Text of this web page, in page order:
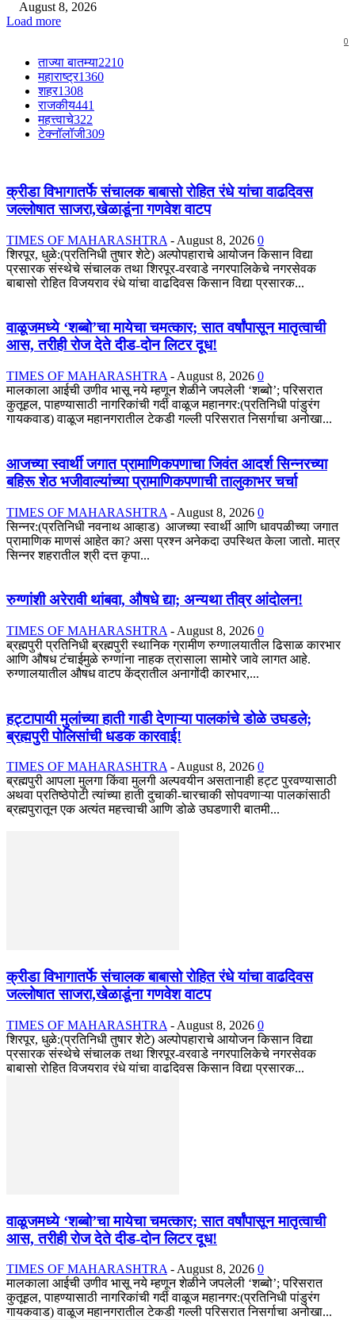
August 8, 2026
Load more
0
ताज्या बातम्या2210
महाराष्ट्र1360
शहर1308
राजकीय441
महत्त्वाचे322
टेक्नॉलॉजी309
क्रीडा विभागातर्फे संचालक बाबासो रोहित रंधे यांचा वाढदिवस
जल्लोषात साजरा,खेळाडूंना गणवेश वाटप
TIMES OF MAHARASHTRA - August 8, 2026 0
शिरपूर, धुळे:(प्रतिनिधी तुषार शेटे) अल्पोपहाराचे आयोजन किसान विद्या
प्रसारक संस्थेचे संचालक तथा शिरपूर-वरवाडे नगरपालिकेचे नगरसेवक
बाबासो रोहित विजयराव रंधे यांचा वाढदिवस किसान विद्या प्रसारक...
वाळूजमध्ये ‘शब्बो’चा मायेचा चमत्कार; सात वर्षांपासून मातृत्वाची
आस, तरीही रोज देते दीड-दोन लिटर दूध!
TIMES OF MAHARASHTRA - August 8, 2026 0
मालकाला आईची उणीव भासू नये म्हणून शेळीने जपलेली ‘शब्बो’; परिसरात
कुतूहल, पाहण्यासाठी नागरिकांची गर्दी वाळूज महानगर:(प्रतिनिधी पांडुरंग
गायकवाड) वाळूज महानगरातील टेकडी गल्ली परिसरात निसर्गाचा अनोखा...
आजच्या स्वार्थी जगात प्रामाणिकपणाचा जिवंत आदर्श सिन्नरच्या
बहिरू शेठ भजीवाल्यांच्या प्रामाणिकपणाची तालुकाभर चर्चा
TIMES OF MAHARASHTRA - August 8, 2026 0
सिन्नर:(प्रतिनिधी नवनाथ आव्हाड) आजच्या स्वार्थी आणि धावपळीच्या जगात
प्रामाणिक माणसं आहेत का? असा प्रश्न अनेकदा उपस्थित केला जातो. मात्र
सिन्नर शहरातील श्री दत्त कृपा...
रुग्णांशी अरेरावी थांबवा, औषधे द्या; अन्यथा तीव्र आंदोलन!
TIMES OF MAHARASHTRA - August 8, 2026 0
ब्रह्मपुरी प्रतिनिधी ब्रह्मपुरी स्थानिक ग्रामीण रुग्णालयातील ढिसाळ कारभार
आणि औषध टंचाईमुळे रुग्णांना नाहक त्रासाला सामोरे जावे लागत आहे.
रुग्णालयातील औषध वाटप केंद्रातील अनागोंदी कारभार,...
हट्टापायी मुलांच्या हाती गाडी देणाऱ्या पालकांचे डोळे उघडले;
ब्रह्मपुरी पोलिसांची धडक कारवाई!
TIMES OF MAHARASHTRA - August 8, 2026 0
ब्रह्मपुरी आपला मुलगा किंवा मुलगी अल्पवयीन असतानाही हट्ट पुरवण्यासाठी
अथवा प्रतिष्ठेपोटी त्यांच्या हाती दुचाकी-चारचाकी सोपवणाऱ्या पालकांसाठी
ब्रह्मपुरातून एक अत्यंत महत्त्वाची आणि डोळे उघडणारी बातमी...
क्रीडा विभागातर्फे संचालक बाबासो रोहित रंधे यांचा वाढदिवस
जल्लोषात साजरा,खेळाडूंना गणवेश वाटप
TIMES OF MAHARASHTRA - August 8, 2026 0
शिरपूर, धुळे:(प्रतिनिधी तुषार शेटे) अल्पोपहाराचे आयोजन किसान विद्या
प्रसारक संस्थेचे संचालक तथा शिरपूर-वरवाडे नगरपालिकेचे नगरसेवक
बाबासो रोहित विजयराव रंधे यांचा वाढदिवस किसान विद्या प्रसारक...
वाळूजमध्ये ‘शब्बो’चा मायेचा चमत्कार; सात वर्षांपासून मातृत्वाची
आस, तरीही रोज देते दीड-दोन लिटर दूध!
TIMES OF MAHARASHTRA - August 8, 2026 0
मालकाला आईची उणीव भासू नये म्हणून शेळीने जपलेली ‘शब्बो’; परिसरात
कुतूहल, पाहण्यासाठी नागरिकांची गर्दी वाळूज महानगर:(प्रतिनिधी पांडुरंग
गायकवाड) वाळूज महानगरातील टेकडी गल्ली परिसरात निसर्गाचा अनोखा...